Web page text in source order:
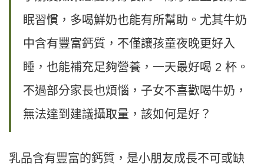
眠習慣，多喝鮮奶也能有所幫助。尤其牛奶
中含有豐富鈣質，不僅讓孩童夜晚更好入
睡，也能補充足夠營養，一天最好喝 2 杯。
不過部分家長也煩惱，子女不喜歡喝牛奶，
無法達到建議攝取量，該如何是好？
乳品含有豐富的鈣質，是小朋友成長不可或缺